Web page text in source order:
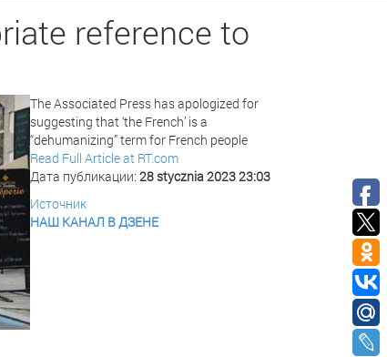
reference to
The Associated Press has apologized for
suggesting that ‘the French’ is a
“dehumanizing” term for French people
Read Full Article at RT.com
Дата публикации: 28 stycznia 2023 23:03
Источник
НАШ КАНАЛ В ДЗЕНЕ